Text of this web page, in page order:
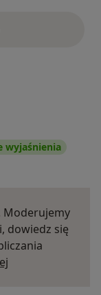
wyjaśnienia
Moderujemy
dowiedz się